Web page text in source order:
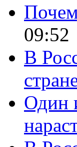
09:52
В
Один